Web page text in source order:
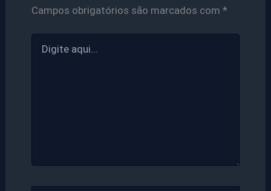
Campos obrigatórios são marcados com *
aqui...